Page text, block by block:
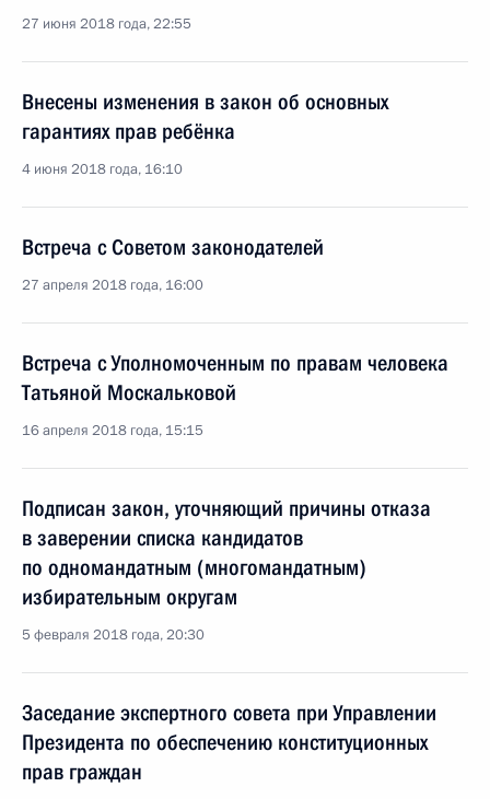
27 июня 2018 года, 22:55
Внесены изменения в закон об основных
гарантиях прав ребёнка
4 июня 2018 года, 16:10
Встреча с Советом законодателей
27 апреля 2018 года, 16:00
Встреча с Уполномоченным по правам человека
Татьяной Москальковой
16 апреля 2018 года, 15:15
Подписан закон, уточняющий причины отказа
в заверении списка кандидатов
по одномандатным (многомандатным)
избирательным округам
5 февраля 2018 года, 20:30
Заседание экспертного совета при Управлении
Президента по обеспечению конституционных
прав граждан